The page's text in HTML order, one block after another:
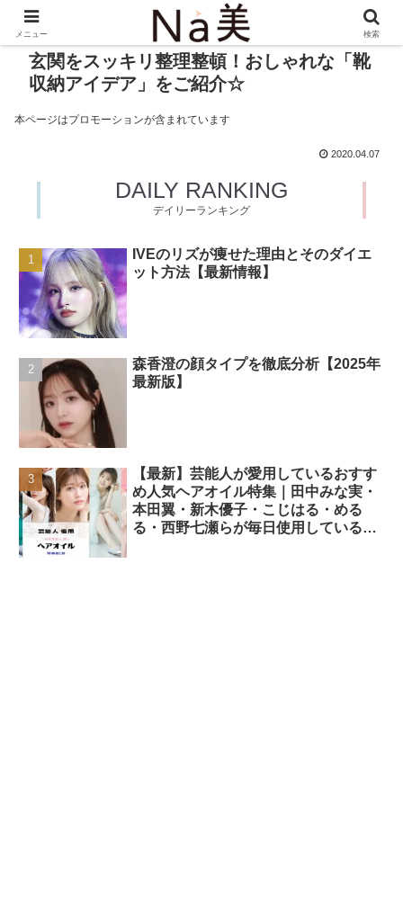
玄関をスッキリ整理整頓！おしゃれな「靴
収納アイデア」をご紹介☆
本ページはプロモーションが含まれています
2020.04.07
DAILY RANKING
デイリーランキング
IVEのリズが痩せた理由とそのダイエ
ット方法【最新情報】
森香澄の顔タイプを徹底分析【2025年
最新版】
【最新】芸能人が愛用しているおすす
め人気ヘアオイル特集｜田中みな実・
本田翼・新木優子・こじはる・める
る・西野七瀬らが毎日使用しているヘ
メニュー 検索